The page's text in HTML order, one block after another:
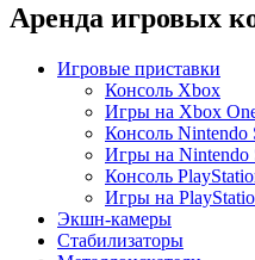
Аренда игровых
Игровые приставки
Консоль Xbox
Игры на Xbox
Консоль Nintendo
Игры на Nintendo
Консоль
Игры на
Экшн-камеры
Стабилизаторы